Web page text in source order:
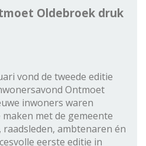
Oldebroek druk
vond de tweede editie
Ontmoet
inwoners waren
met de gemeente
ambtenaren én
eerste editie in